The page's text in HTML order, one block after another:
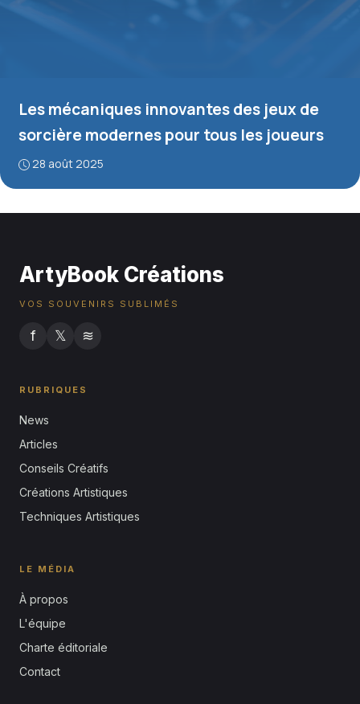
Les mécaniques innovantes des jeux de
sorcière modernes pour tous les joueurs
28 août 2025
ArtyBook Créations
VOS SOUVENIRS SUBLIMÉS
f 𝕏 ≋
RUBRIQUES
News
Articles
Conseils Créatifs
Créations Artistiques
Techniques Artistiques
LE MÉDIA
À propos
L'équipe
Charte éditoriale
Contact